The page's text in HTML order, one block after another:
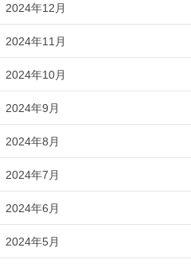
2024年12月
2024年11月
2024年10月
2024年9月
2024年8月
2024年7月
2024年6月
2024年5月